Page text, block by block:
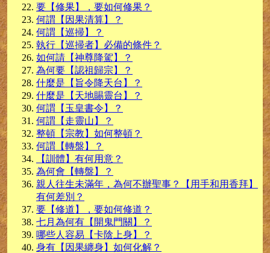
要【修果】，要如何修果？
何謂【因果清算】？
何謂【巡掃】？
執行【巡掃者】必備的條件？
如何請【神尊降駕】？
為何要【認祖歸宗】？
什麼是【旨令降天台】？
什麼是【天地賜靈台】？
何謂【玉皇書令】？
何謂【走靈山】？
整頓【宗教】如何整頓？
何謂【轉盤】？
【訓體】有何用意？
為何會【轉盤】？
親人往生未滿年，為何不辦聖事？【用手和用香拜】
有何差別？
要【修道】，要如何修道？
七月為何有【開鬼門關】？
哪些人容易【卡陰上身】？
身有【因果纏身】如何化解？